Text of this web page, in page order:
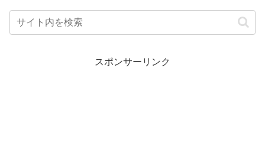
スポンサーリンク